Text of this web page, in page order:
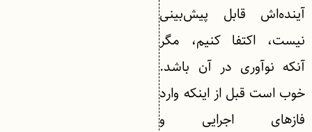
آینده‌اش قابل پیش‌بینی
نیست، اکتفا کنیم، مگر
آنکه نوآوری در آن باشد.
خوب است قبل از اینکه وارد
فازهای اجرایی و